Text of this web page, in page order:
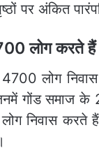
पर अंकित
लोग करते हैं
4700 लोग
गोंड समाज
निवास करते